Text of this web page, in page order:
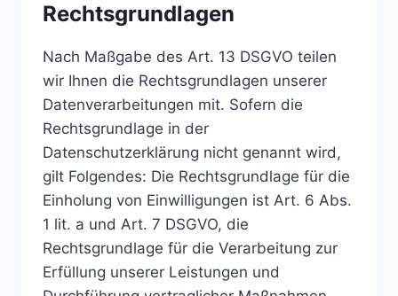
Rechtsgrundlagen
Nach Maßgabe des Art. 13 DSGVO teilen
wir Ihnen die Rechtsgrundlagen unserer
Datenverarbeitungen mit. Sofern die
Rechtsgrundlage in der
Datenschutzerklärung nicht genannt wird,
gilt Folgendes: Die Rechtsgrundlage für die
Einholung von Einwilligungen ist Art. 6 Abs.
1 lit. a und Art. 7 DSGVO, die
Rechtsgrundlage für die Verarbeitung zur
Erfüllung unserer Leistungen und